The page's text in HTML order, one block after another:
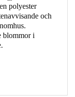
polyester
och
blommor i